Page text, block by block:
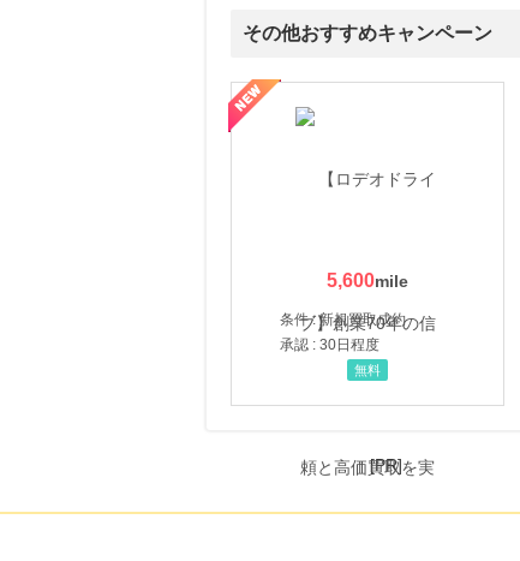
その他おすすめキャンペーン
5,600
条件 : 新規買取成約
承認 : 30日程度
無料
くをテーマにした商品で女性の美を応援しています
【ITトレンドMoney】相談プロモーション
[PR]